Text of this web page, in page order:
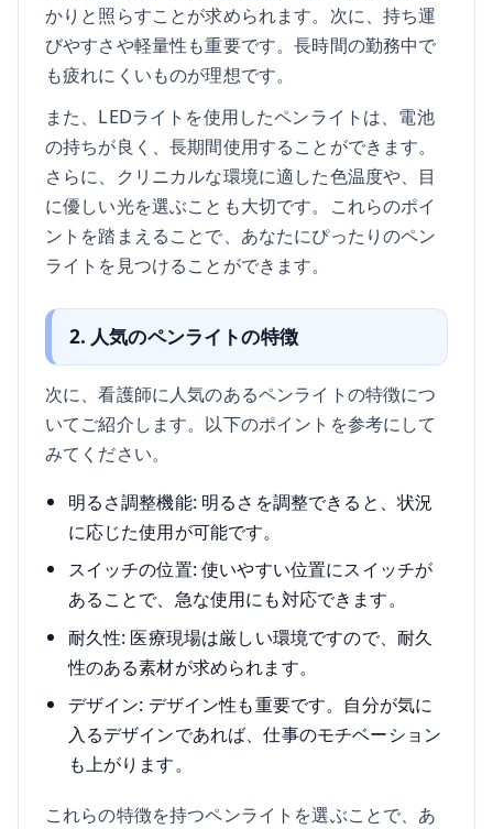
かりと照らすことが求められます。次に、持ち運
びやすさや軽量性も重要です。長時間の勤務中で
も疲れにくいものが理想です。
また、LEDライトを使用したペンライトは、電池
の持ちが良く、長期間使用することができます。
さらに、クリニカルな環境に適した色温度や、目
に優しい光を選ぶことも大切です。これらのポイ
ントを踏まえることで、あなたにぴったりのペン
ライトを見つけることができます。
2. 人気のペンライトの特徴
次に、看護師に人気のあるペンライトの特徴につ
いてご紹介します。以下のポイントを参考にして
みてください。
明るさ調整機能: 明るさを調整できると、状況
に応じた使用が可能です。
スイッチの位置: 使いやすい位置にスイッチが
あることで、急な使用にも対応できます。
耐久性: 医療現場は厳しい環境ですので、耐久
性のある素材が求められます。
デザイン: デザイン性も重要です。自分が気に
入るデザインであれば、仕事のモチベーション
も上がります。
これらの特徴を持つペンライトを選ぶことで、あ